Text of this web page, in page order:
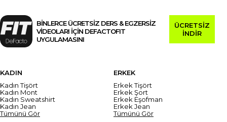
BİNLERCE ÜCRETSİZ DERS & EGZERSİZ
VİDEOLARI İÇİN DEFACTOFIT
UYGULAMASINI
ÜCRETSİZ
İNDİR
KADIN
Kadın Tişört
Kadın Mont
Kadın Sweatshirt
Kadın Jean
Tümünü Gör
ERKEK
Erkek Tişört
Erkek Şort
Erkek Eşofman
Erkek Jean
Tümünü Gör